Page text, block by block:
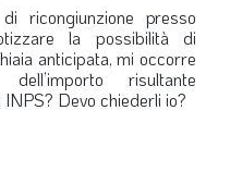
ricongiunzione presso
la possibilità di
anticipata, mi occorre
risultante
Devo chiederli io?